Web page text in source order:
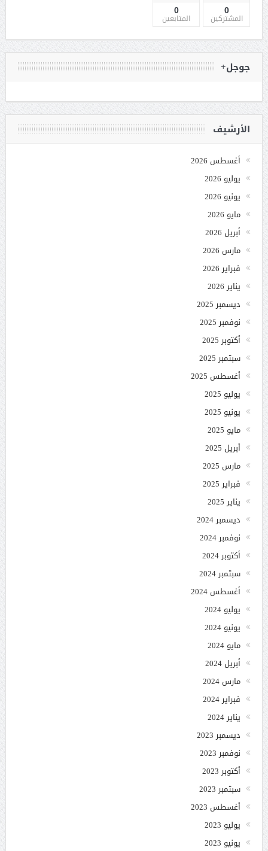
0
المشتركين
0
المتابعين
جوجل+
الأرشيف
أغسطس 2026
يوليو 2026
يونيو 2026
مايو 2026
أبريل 2026
مارس 2026
فبراير 2026
يناير 2026
ديسمبر 2025
نوفمبر 2025
أكتوبر 2025
سبتمبر 2025
أغسطس 2025
يوليو 2025
يونيو 2025
مايو 2025
أبريل 2025
مارس 2025
فبراير 2025
يناير 2025
ديسمبر 2024
نوفمبر 2024
أكتوبر 2024
سبتمبر 2024
أغسطس 2024
يوليو 2024
يونيو 2024
مايو 2024
أبريل 2024
مارس 2024
فبراير 2024
يناير 2024
ديسمبر 2023
نوفمبر 2023
أكتوبر 2023
سبتمبر 2023
أغسطس 2023
يوليو 2023
يونيو 2023